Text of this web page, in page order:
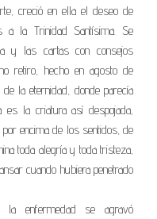
creció en ella el deseo de
la Trinidad Santísima. Se
y las cartas con consejos
retiro, hecho en agosto de
la eternidad, donde parecía
es la criatura así despojada,
encima de los sentidos, de
toda alegría y toda tristeza,
cuando hubiera penetrado
enfermedad se agravó